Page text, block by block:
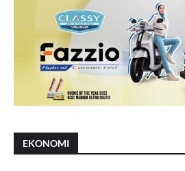
EKONOMI